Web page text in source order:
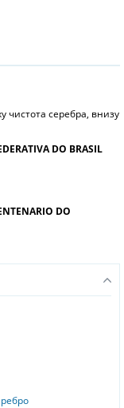
чистота серебра, внизу
DO BRASIL
DO